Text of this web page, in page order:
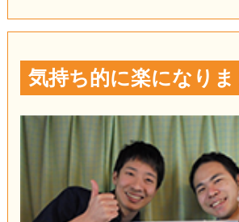
気持ち的に楽になりま